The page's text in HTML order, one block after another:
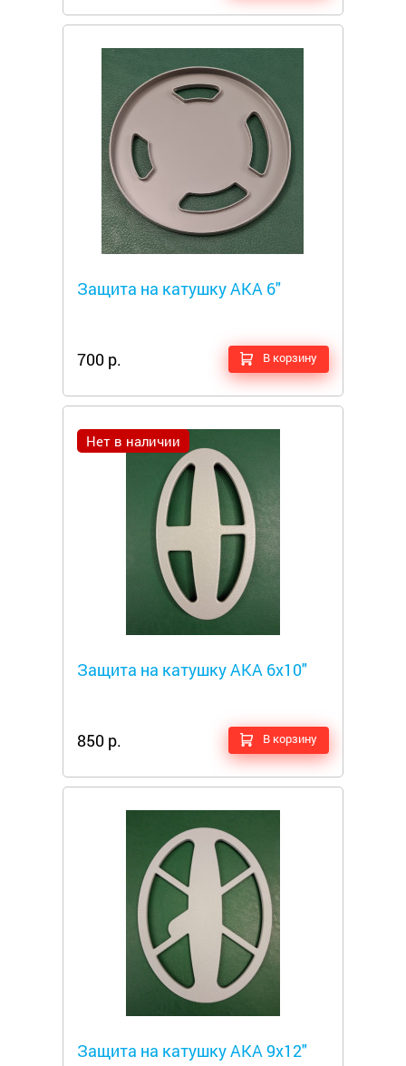
Защита на катушку АКА 6"
700 р. В корзину
Нет в наличии
Защита на катушку АКА 6x10"
850 р. В корзину
Защита на катушку АКА 9х12"